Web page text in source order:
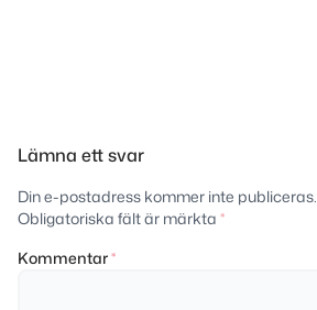
Lämna ett svar
Din e-postadress kommer inte publiceras.
Obligatoriska fält är märkta *
Kommentar*